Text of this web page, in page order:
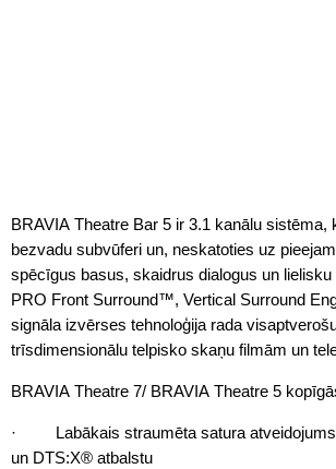
BRAVIA Theatre Bar 5 ir 3.1 kanālu sistēma,
bezvadu subvūferi un, neskatoties uz
spēcīgus basus, skaidrus dialogus un
PRO Front Surround™, Vertical Surround
signāla izvērses tehnoloģija rada
trīsdimensionālu telpisko skaņu filmām un
BRAVIA Theatre 7/ BRAVIA Theatre 5
· Labākais straumēta satura atveidojums
un DTS:X® atbalstu